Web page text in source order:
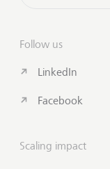
Follow us
LinkedIn
Facebook
Scaling impact